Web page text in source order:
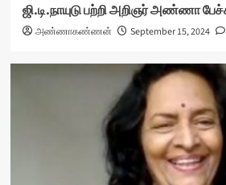
ஜி.டி.நாயுடு பற்றி அறிஞர் அண்ணா
அண்ணாகண்ணன் September 15, 2024